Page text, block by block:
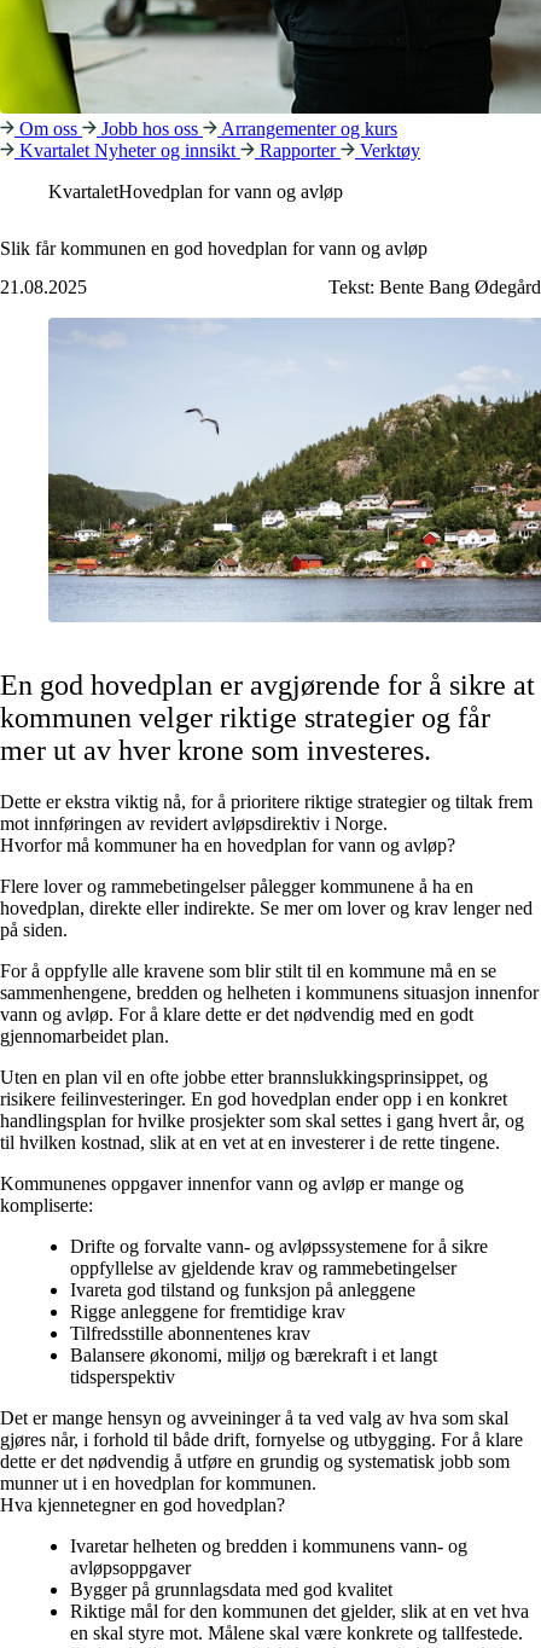
Om oss Jobb hos oss
Arrangementer og kurs
Kvartalet Nyheter og innsikt Rapporter
Verktøy
KvartaletHovedplan for vann og avløp
Slik får kommunen en god hovedplan for vann og avløp
21.08.2025
Tekst: Bente Bang Ødegård
En god hovedplan er avgjørende for å sikre at
kommunen velger riktige strategier og får
mer ut av hver krone som investeres.
Dette er ekstra viktig nå, for å prioritere riktige strategier og tiltak frem
mot innføringen av revidert avløpsdirektiv i Norge.
Hvorfor må kommuner ha en hovedplan for vann og avløp?
Flere lover og rammebetingelser pålegger kommunene å ha en
hovedplan, direkte eller indirekte. Se mer om lover og krav lenger ned
på siden.
For å oppfylle alle kravene som blir stilt til en kommune må en se
sammenhengene, bredden og helheten i kommunens situasjon innenfor
vann og avløp. For å klare dette er det nødvendig med en godt
gjennomarbeidet plan.
Uten en plan vil en ofte jobbe etter brannslukkingsprinsippet, og
risikere feilinvesteringer. En god hovedplan ender opp i en konkret
handlingsplan for hvilke prosjekter som skal settes i gang hvert år, og
til hvilken kostnad, slik at en vet at en investerer i de rette tingene.
Kommunenes oppgaver innenfor vann og avløp er mange og
kompliserte:
Drifte og forvalte vann- og avløpssystemene for å sikre
oppfyllelse av gjeldende krav og rammebetingelser​
Ivareta god tilstand og funksjon på anleggene
Rigge anleggene for fremtidige krav​
​Tilfredsstille abonnentenes krav​
Balansere økonomi, miljø og bærekraft i et langt
tidsperspektiv
Det er mange hensyn og avveininger å ta ved valg av hva som skal
gjøres når, i forhold til både drift, fornyelse og utbygging. For å klare
dette er det nødvendig å utføre en grundig og systematisk jobb som
munner ut i en hovedplan for kommunen. ​
Hva kjennetegner en god hovedplan?
Ivaretar helheten og bredden i kommunens vann- og
avløpsoppgaver
Bygger på grunnlagsdata med god kvalitet
Riktige mål for den kommunen det gjelder, slik at en vet hva
en skal styre mot. Målene skal være konkrete og tallfestede.